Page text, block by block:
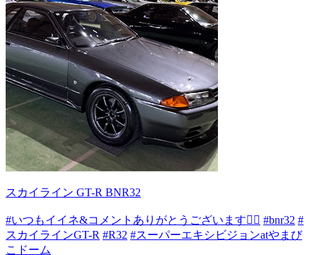
スカイライン GT-R BNR32
#いつもイイネ&コメントありがとうございます🙇‍♂️ #bnr32 #
スカイラインGT-R #R32 #スーパーエキシビジョンatやまび
こドーム